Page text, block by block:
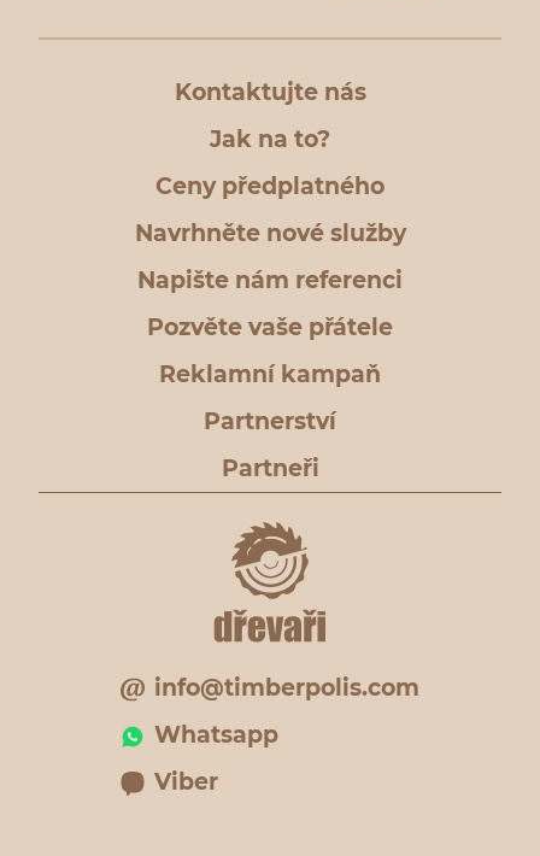
Kontaktujte nás
Jak na to?
Ceny předplatného
Navrhněte nové služby
Napište nám referenci
Pozvěte vaše přátele
Reklamní kampaň
Partnerství
Partneři
info@timberpolis.com
Whatsapp
Viber